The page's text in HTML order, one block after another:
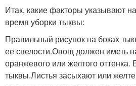
Итак, какие факторы указывают
время уборки тыквы:
Правильный рисунок на боках
ее спелости.Овощ должен иметь
оранжевого или желтого оттенка.
тыквы.Листья засыхают или